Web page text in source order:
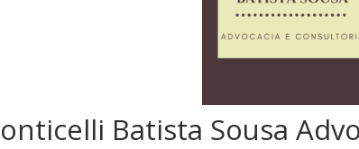
Batista Sousa